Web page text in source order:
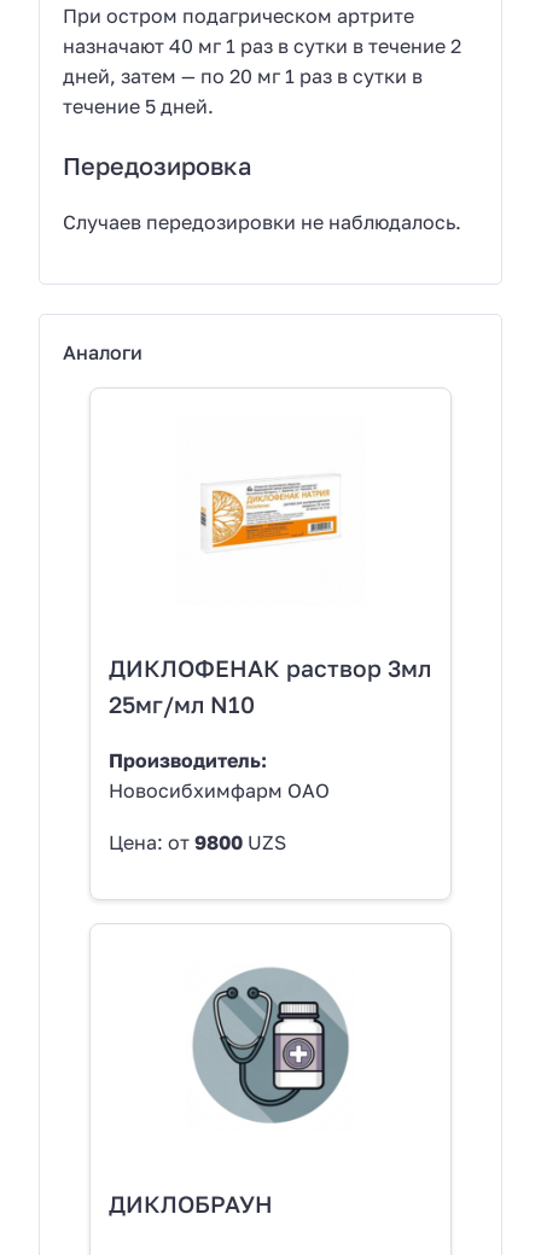
При остром подагрическом артрите
назначают 40 мг 1 раз в сутки в течение 2
дней, затем — по 20 мг 1 раз в сутки в
течение 5 дней.
Передозировка
Случаев передозировки не наблюдалось.
Аналоги
ДИКЛОФЕНАК раствор 3мл
25мг/мл N10
Производитель:
Новосибхимфарм ОАО
Цена: от 9800 UZS
ДИКЛОБРАУН